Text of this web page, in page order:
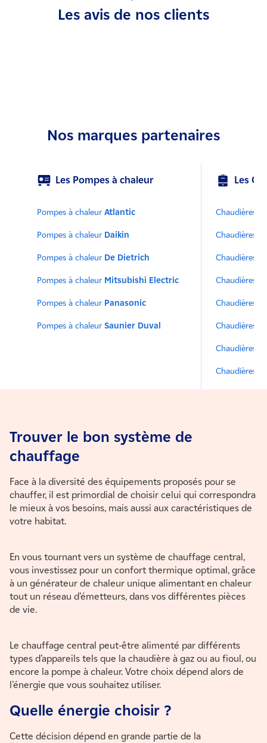
Les avis de nos clients
Nos marques partenaires
Les Pompes à chaleur
Pompes à chaleurAtlantic
Pompes à chaleur Daikin
Pompes à chaleur De Dietrich
Pompes à chaleur Mitsubishi Electric
Pompes à chaleur Panasonic
Pompes à chaleurSaunier Duval
Les
Chaudières
Chaudières
Chaudières
Chaudières
Chaudières
Chaudières
Chaudières
Chaudières
Trouver le bon système de
chauffage
Face à la diversité des équipements proposés pour se
chauffer, il est primordial de choisir celui qui correspondra
le mieux à vos besoins, mais aussi aux caractéristiques de
votre habitat.
En vous tournant vers un système de chauffage central,
vous investissez pour un confort thermique optimal, grâce
à un générateur de chaleur unique alimentant en chaleur
tout un réseau d’émetteurs, dans vos différentes pièces
de vie.
Le chauffage central peut-être alimenté par différents
types d’appareils tels que la chaudière à gaz ou au fioul, ou
encore la pompe à chaleur. Votre choix dépend alors de
l’énergie que vous souhaitez utiliser.
Quelle énergie choisir ?
Cette décision dépend en grande partie de la